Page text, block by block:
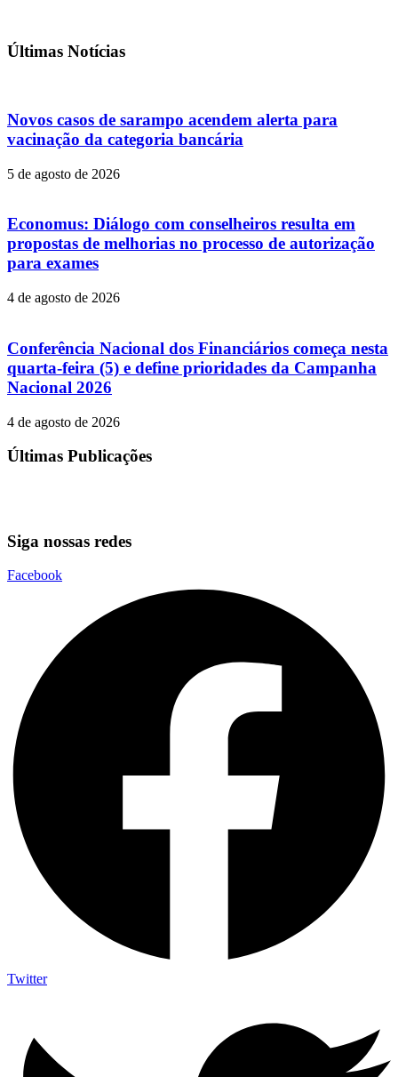
Últimas Notícias
Novos casos de sarampo acendem alerta para
vacinação da categoria bancária
5 de agosto de 2026
Economus: Diálogo com conselheiros resulta em
propostas de melhorias no processo de autorização
para exames
4 de agosto de 2026
Conferência Nacional dos Financiários começa nesta
quarta-feira (5) e define prioridades da Campanha
Nacional 2026
4 de agosto de 2026
Últimas Publicações
Siga nossas redes
Facebook
Twitter